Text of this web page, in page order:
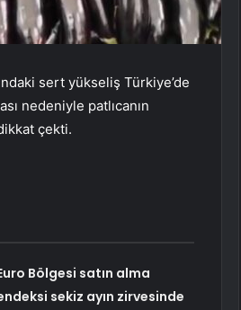
sert yükseliş Türkiye’de
nedeniyle patlıcanın
çekti.
Bölgesi satın alma
sekiz ayın zirvesinde